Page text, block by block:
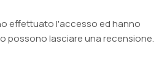
effettuato l'accesso ed hanno
lasciare una recensione.